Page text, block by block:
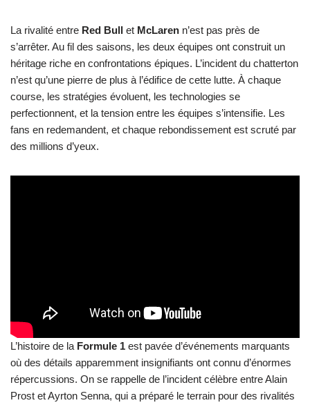
La rivalité entre Red Bull et McLaren n’est pas près de
s’arrêter. Au fil des saisons, les deux équipes ont construit un
héritage riche en confrontations épiques. L’incident du chatterton
n’est qu’une pierre de plus à l’édifice de cette lutte. À chaque
course, les stratégies évoluent, les technologies se
perfectionnent, et la tension entre les équipes s’intensifie. Les
fans en redemandent, et chaque rebondissement est scruté par
des millions d’yeux.
L’histoire de la Formule 1 est pavée d’événements marquants
où des détails apparemment insignifiants ont connu d’énormes
répercussions. On se rappelle de l’incident célèbre entre Alain
Prost et Ayrton Senna, qui a préparé le terrain pour des rivalités